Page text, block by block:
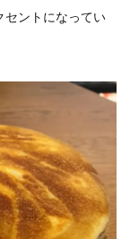
ントになってい